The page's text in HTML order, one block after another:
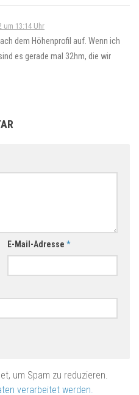
um 13:14 Uhr
dem Höhenprofil auf. Wenn ich
es gerade mal 32hm, die wir
E-Mail-Adresse *
um Spam zu reduzieren.
verarbeitet werden.